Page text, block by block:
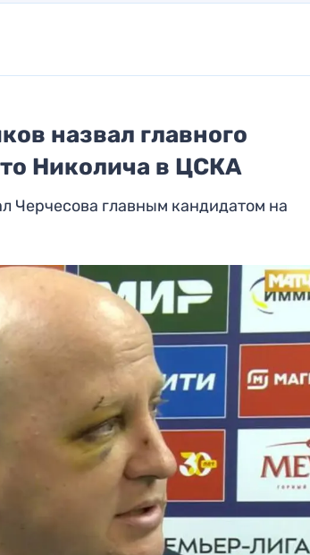
назвал главного
Николича в ЦСКА
Черчесова главным кандидатом на